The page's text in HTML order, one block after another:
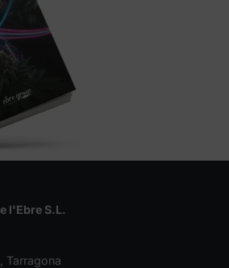
l'Ebre S.L.
Tarragona